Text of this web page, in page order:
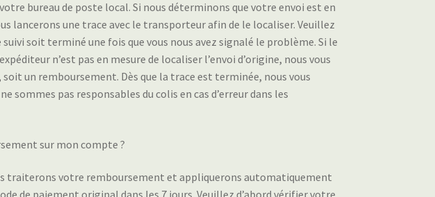
bureau de poste local. Si nous déterminons que votre envoi est en
lancerons une trace avec le transporteur afin de le localiser. Veuillez
suivi soit terminé une fois que vous nous avez signalé le problème. Si le
n’est pas en mesure de localiser l’envoi d’origine, nous vous
un remboursement. Dès que la trace est terminée, nous vous
sommes pas responsables du colis en cas d’erreur dans les
sur mon compte ?
traiterons votre remboursement et appliquerons automatiquement